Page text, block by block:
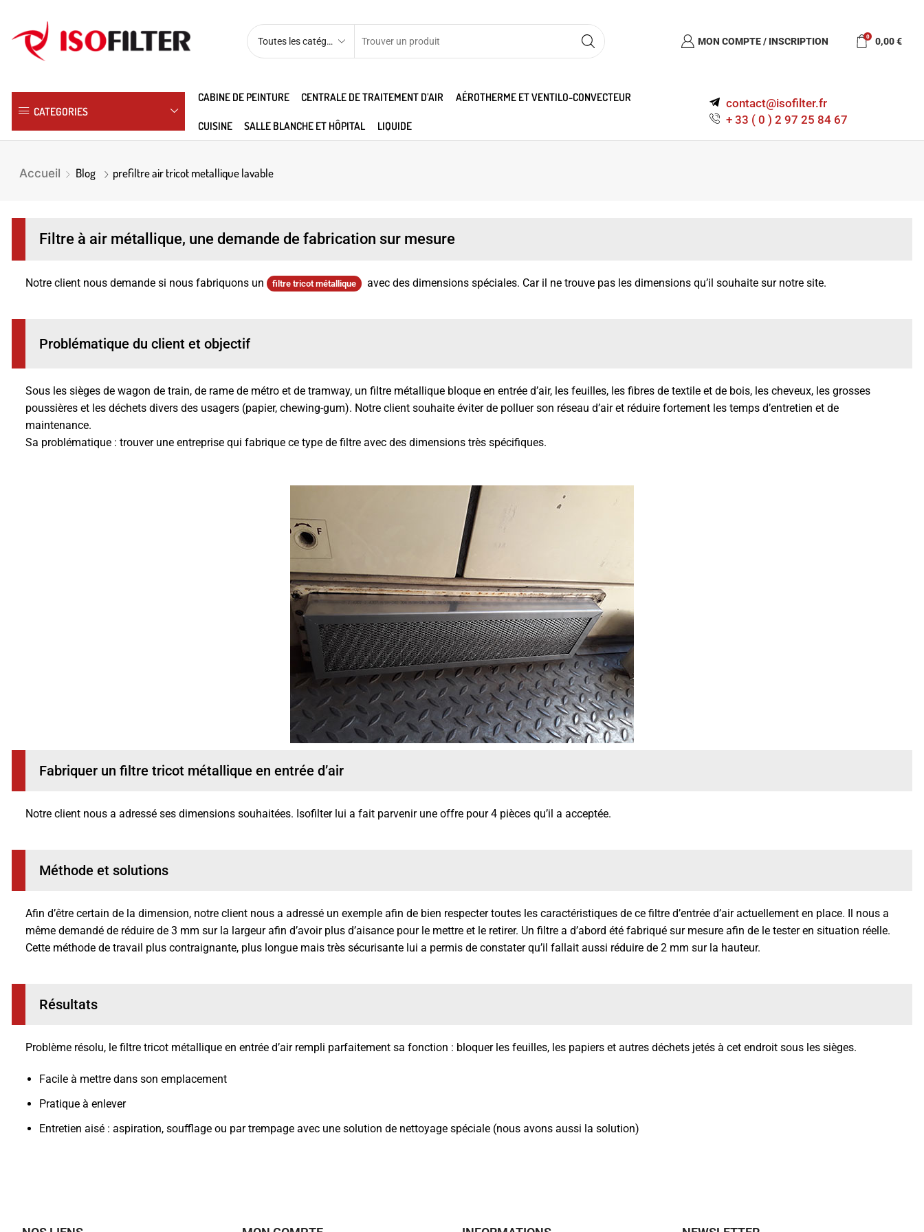
MON COMPTE / INSCRIPTION 0 0,00€
CATEGORIES
CABINE DE PEINTURE CENTRALE DE TRAITEMENT D’AIR AÉROTHERME ET VENTILO-CONVECTEUR
CUISINE SALLE BLANCHE ET HÔPITAL LIQUIDE
contact@isofilter.fr
+ 33 ( 0 ) 2 97 25 84 67
Accueil Blog prefiltre air tricot metallique lavable
Filtre à air métallique, une demande de fabrication sur mesure
Notre client nous demande si nous fabriquons un filtre tricot métallique avec des dimensions spéciales. Car il ne trouve pas les dimensions qu’il souhaite sur notre site.
Problématique du client et objectif
Sous les sièges de wagon de train, de rame de métro et de tramway, un filtre métallique bloque en entrée d’air, les feuilles, les fibres de textile et de bois, les cheveux, les grosses
poussières et les déchets divers des usagers (papier, chewing-gum). Notre client souhaite éviter de polluer son réseau d’air et réduire fortement les temps d’entretien et de
maintenance.
Sa problématique : trouver une entreprise qui fabrique ce type de filtre avec des dimensions très spécifiques.
Fabriquer un filtre tricot métallique en entrée d’air
Notre client nous a adressé ses dimensions souhaitées. Isofilter lui a fait parvenir une offre pour 4 pièces qu’il a acceptée.
Méthode et solutions
Afin d’être certain de la dimension, notre client nous a adressé un exemple afin de bien respecter toutes les caractéristiques de ce filtre d’entrée d’air actuellement en place. Il nous a
même demandé de réduire de 3 mm sur la largeur afin d’avoir plus d’aisance pour le mettre et le retirer. Un filtre a d’abord été fabriqué sur mesure afin de le tester en situation réelle.
Cette méthode de travail plus contraignante, plus longue mais très sécurisante lui a permis de constater qu’il fallait aussi réduire de 2 mm sur la hauteur.
Résultats
Problème résolu, le filtre tricot métallique en entrée d’air rempli parfaitement sa fonction : bloquer les feuilles, les papiers et autres déchets jetés à cet endroit sous les sièges.
Facile à mettre dans son emplacement
Pratique à enlever
Entretien aisé : aspiration, soufflage ou par trempage avec une solution de nettoyage spéciale (nous avons aussi la solution)